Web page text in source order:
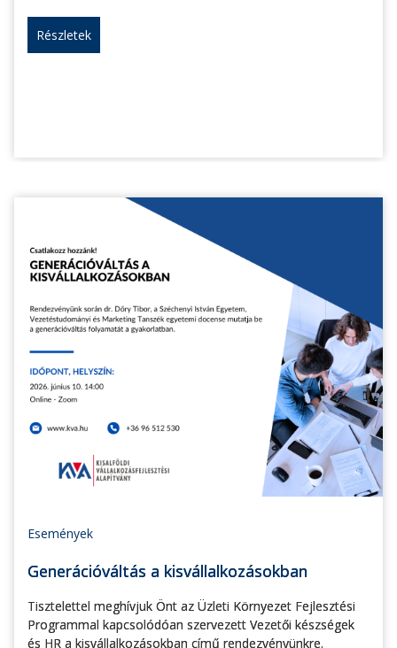
Részletek
Események
Generációváltás a kisvállalkozásokban
Tisztelettel meghívjuk Önt az Üzleti Környezet Fejlesztési
Programmal kapcsolódóan szervezett Vezetői készségek
és HR a kisvállalkozásokban című rendezvényünkre.